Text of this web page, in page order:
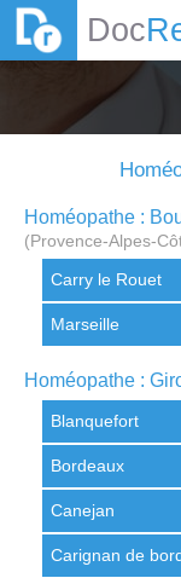
Doc
Homéopathe :
(Provence-Alpes-
Carry le Rouet
Marseille
Homéopathe :
Blanquefort
Bordeaux
Canejan
Carignan de